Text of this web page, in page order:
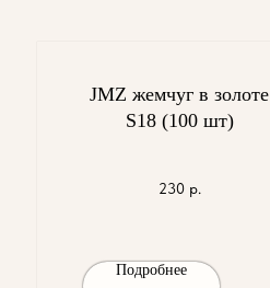
JMZ жемчуг в золоте
S18 (100 шт)
230 р.
Подробнее